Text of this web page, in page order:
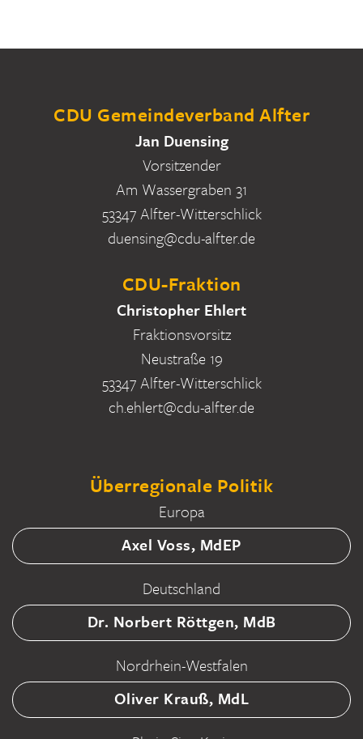
CDU Gemeindeverband Alfter
Jan Duensing
Vorsitzender
Am Wassergraben 31
53347 Alfter-Witterschlick
duensing@cdu-alfter.de
CDU-Fraktion
Christopher Ehlert
Fraktionsvorsitz
Neustraße 19
53347 Alfter-Witterschlick
ch.ehlert@cdu-alfter.de
Überregionale Politik
Europa
Axel Voss, MdEP
Deutschland
Dr. Norbert Röttgen, MdB
Nordrhein-Westfalen
Oliver Krauß, MdL